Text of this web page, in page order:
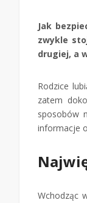
Jak
zwykle
drugiej, a
Rodzice
zatem
sposobów
informacje
Wchodząc